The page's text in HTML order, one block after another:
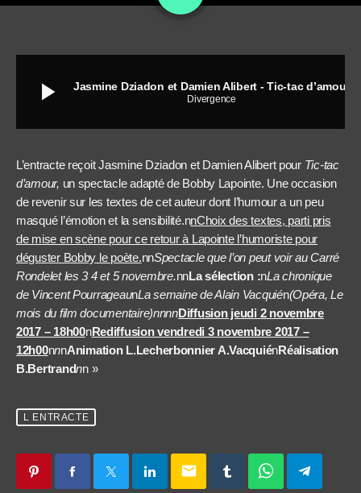
play_arrow Jasmine Dziadon et Damien Alibert - Tic-tac d’amour
Divergence
L’entracte reçoit Jasmine Dziadon et Damien Alibert pour Tic-tac
d’amour, un spectacleadapté de Bobby Lapointe. Une occasion
de revenir sur les textes de cet auteur dont l’humour a un peu
masqué l’émotion et la sensibilité.nnChoix des textes, parti pris
de mise en scène pour ce retour à Lapointe l’humoriste pour
déguster Bobby le poète.nnSpectacle que l’on peut voir au Carré
Rondelet les 3 4 et 5 novembre.nnLa sélection :nLa chronique
de Vincent PourrageaunLa semaine de Alain Vacquién(Opéra, Le
mois du film documentaire)nnnnDiffusion jeudi 2 novembre
2017 – 18h00nRediffusion vendredi 3 novembre 2017 –
12h00nnnAnimation L.Lecherbonnier A.VacquiénRéalisation
B.Bertrandnn »
L ENTRACTE
email